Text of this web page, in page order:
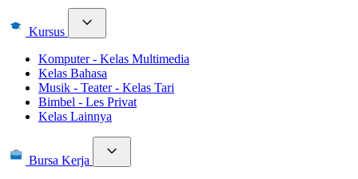
Kursus
Komputer - Kelas Multimedia
Kelas Bahasa
Musik - Teater - Kelas Tari
Bimbel - Les Privat
Kelas Lainnya
Bursa Kerja